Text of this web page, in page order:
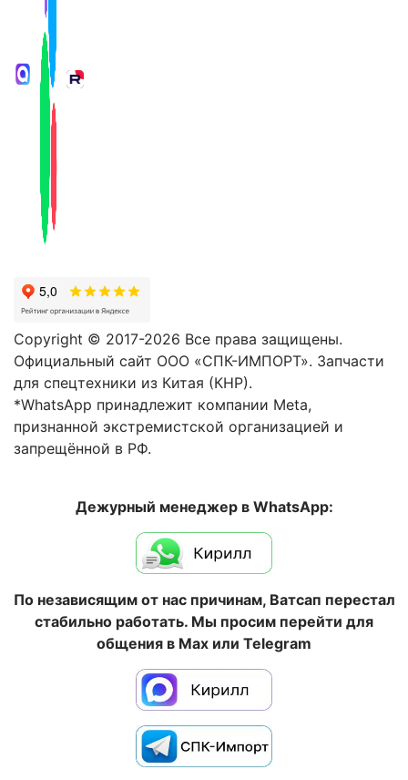
Copyright © 2017-2026 Все права защищены.
Официальный сайт ООО «СПК-ИМПОРТ». Запчасти
для спецтехники из Китая (КНР).
*WhatsApp принадлежит компании Meta,
признанной экстремистской организацией и
запрещённой в РФ.
Дежурный менеджер в WhatsApp:
По независящим от нас причинам, Ватсап перестал
стабильно работать. Мы просим перейти для
общения в Max или Telegram